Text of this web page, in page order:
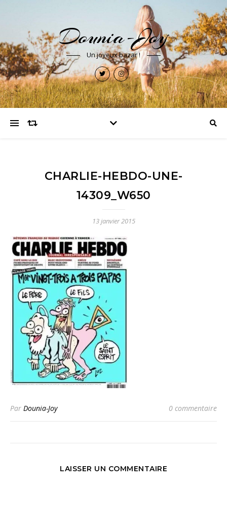
Dounia-Joy
Un joyeux bazar !
CHARLIE-HEBDO-UNE-
14309_W650
13 janvier 2015
Par Dounia-Joy 0 commentaire
LAISSER UN COMMENTAIRE